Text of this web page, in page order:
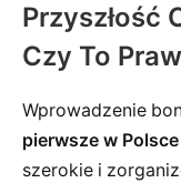
Przyszłość
Czy To
Wprowadzenie
pierwsze w
szerokie i